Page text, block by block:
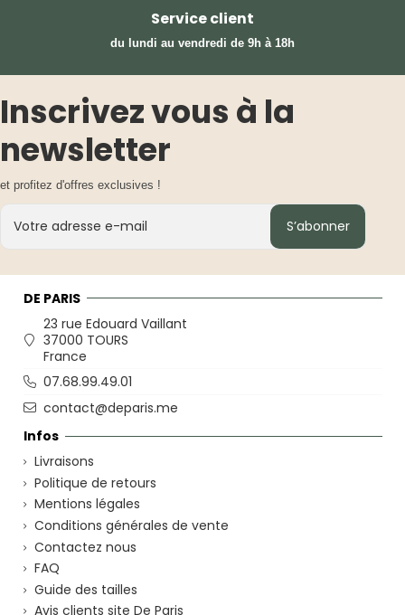
Service client
du lundi au vendredi de 9h à 18h
Inscrivez vous à la
newsletter
et profitez d'offres exclusives !
S’abonner
Infos
Livraisons
Politique de retours
Mentions légales
Conditions générales de vente
Contactez nous
FAQ
Guide des tailles
Avis clients site De Paris
DE PARIS
23 rue Edouard Vaillant
37000 TOURS
France
07.68.99.49.01
contact@deparis.me